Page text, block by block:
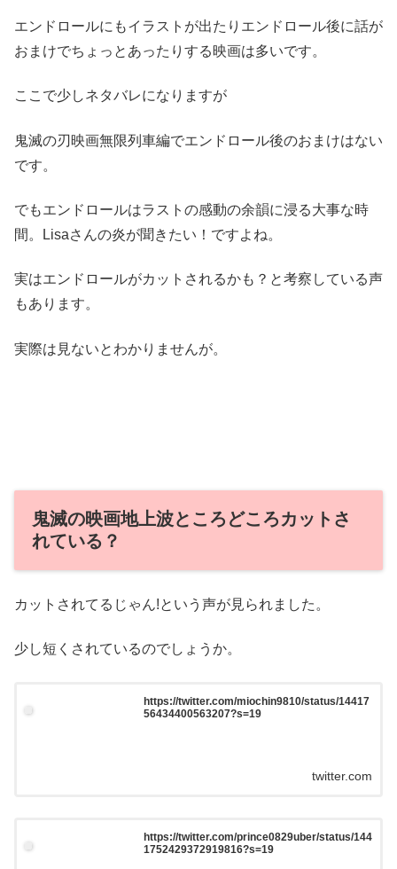
エンドロールにもイラストが出たりエンドロール後に話が
おまけでちょっとあったりする映画は多いです。
ここで少しネタバレになりますが
鬼滅の刃映画無限列車編でエンドロール後のおまけはない
です。
でもエンドロールはラストの感動の余韻に浸る大事な時
間。Lisaさんの炎が聞きたい！ですよね。
実はエンドロールがカットされるかも？と考察している声
もあります。
実際は見ないとわかりませんが。
鬼滅の映画地上波ところどころカットさ
れている？
カットされてるじゃん!という声が見られました。
少し短くされているのでしょうか。
https://twitter.com/miochin9810/status/14417
56434400563207?s=19
twitter.com
https://twitter.com/prince0829uber/status/144
1752429372919816?s=19